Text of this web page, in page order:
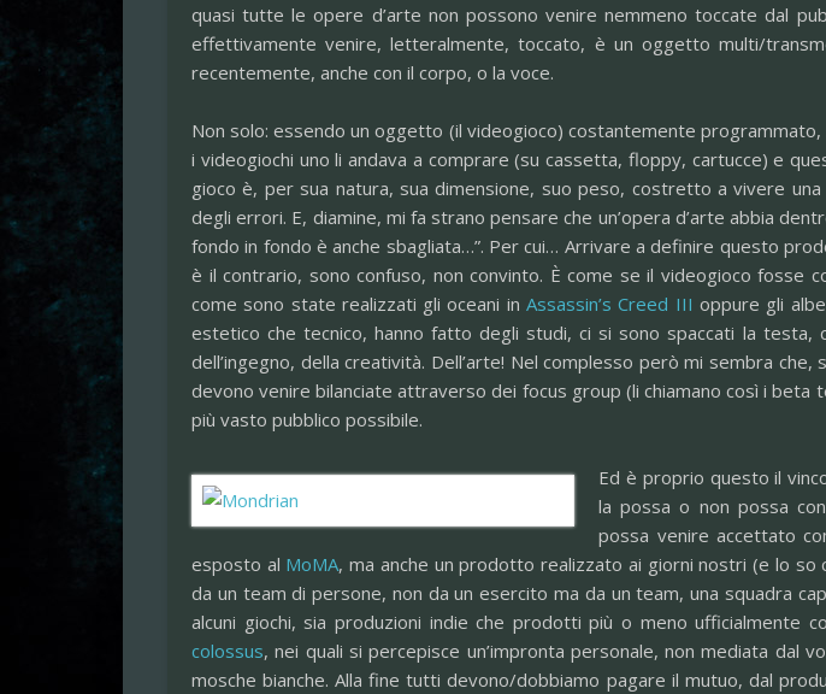
quasi tutte le opere d’arte non possono venire nemmeno toccate dal
effettivamente venire, letteralmente, toccato, è un oggetto multi/
recentemente, anche con il corpo, o la voce.
Non solo: essendo un oggetto (il videogioco) costantemente
i videogiochi uno li andava a comprare (su cassetta, floppy, cartucce) e
gioco è, per sua natura, sua dimensione, suo peso, costretto a vivere
degli errori. E, diamine, mi fa strano pensare che un’opera d’arte abbia
fondo in fondo è anche sbagliata…”. Per cui… Arrivare a definire questo
è il contrario, sono confuso, non convinto. È come se il videogioco fosse
come sono state realizzati gli oceani inAssassin’s Creed III oppure gli
estetico che tecnico, hanno fatto degli studi, ci si sono spaccati la testa,
dell’ingegno, della creatività. Dell’arte! Nel complesso però mi sembra
devono venire bilanciate attraverso dei focus group (li chiamano così i
più vasto pubblico possibile.
Ed è proprio questo il
la possa o non possa
possa venire accettato
esposto al MoMA, ma anche un prodotto realizzato ai giorni nostri (e lo
da un team di persone, non da un esercito ma da un team, una squadra
alcuni giochi, sia produzioni indie che prodotti più o meno ufficialmente
colossus, nei quali si percepisce un’impronta personale, non mediata
mosche bianche. Alla fine tutti devono/dobbiamo pagare il mutuo, dal